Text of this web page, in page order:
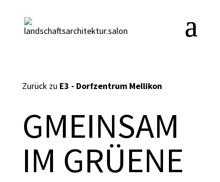
Zurück zu E3 - Dorfzentrum Mellikon
GMEINSAM
IM GRÜENE